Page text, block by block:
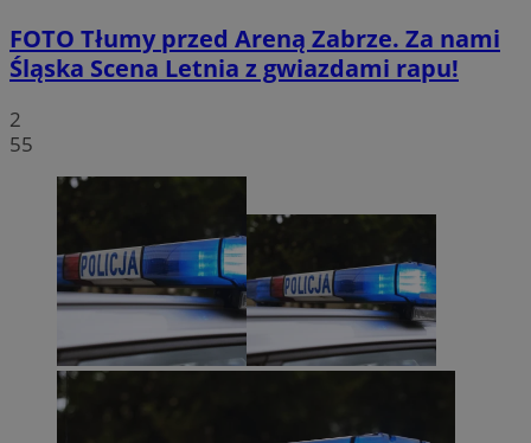
FOTO Tłumy przed Areną Zabrze. Za nami
Śląska Scena Letnia z gwiazdami rapu!
2
55